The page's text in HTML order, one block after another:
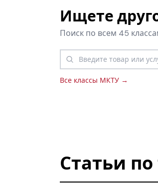
Ищете
Поиск по всем 45
Все классы МКТУ →
Статьи